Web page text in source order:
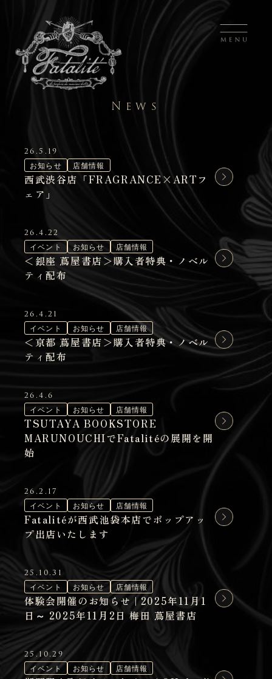
News
26.5.19
お知らせ
店舗情報
西武渋谷店「FRAGRANCE×ARTフ
ェア」
26.4.22
イベント
お知らせ 店舗情報
＜銀座 蔦屋書店＞購入者特典・ノベル
ティ配布
26.4.21
イベント
お知らせ 店舗情報
＜京都 蔦屋書店＞購入者特典・ノベル
ティ配布
26.4.6
イベント
お知らせ 店舗情報
TSUTAYA BOOKSTORE
MARUNOUCHIでFatalitéの展開を開
始
26.2.17
イベント
お知らせ 店舗情報
Fatalitéが西武池袋本店でポップアッ
プ出店いたします
25.10.31
イベント
お知らせ 店舗情報
体験会開催のお知らせ | 2025年11月1
日～ 2025年11月2日 梅田 蔦屋書店
25.10.29
イベント
お知らせ 店舗情報